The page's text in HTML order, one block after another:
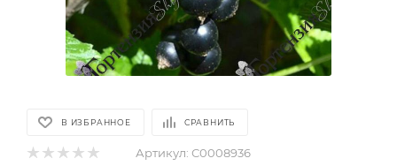
В ИЗБРАННОЕ СРАВНИТЬ
Артикул: С0008936